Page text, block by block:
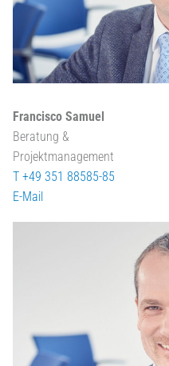
Francisco Samuel
Beratung &
Projektmanagement
T +49 351 88585-85
E-Mail